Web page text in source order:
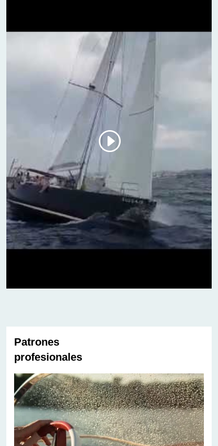
Patrones
profesionales